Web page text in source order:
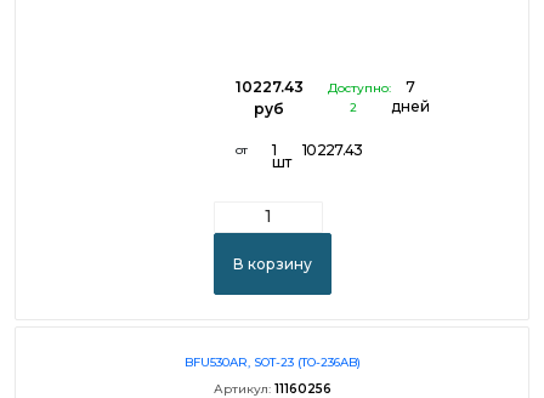
10227.43
руб
Доступно:
2
7
дней
от 1
шт
10227.43
В корзину
BFU530AR, SOT-23 (TO-236AB)
Артикул: 11160256